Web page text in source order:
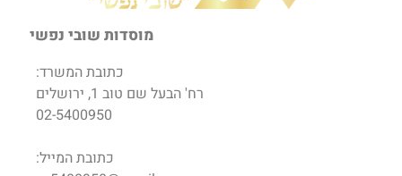
מוסדות שובי נפשי
כתובת המשרד:
רח' הבעל שם טוב 1, ירושלים
02-5400950
כתובת המייל: